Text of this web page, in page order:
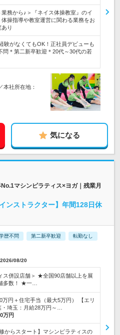
務から♪＞『ネイス体操教室』のイ
操指導や教室運営に関わる業務をお
り
がなくてもOK！正社員デビューも
＊第二新卒歓迎＊20代～30代の若
本社所在地：
気になる
マシンピラティス×ヨガ｜残業月
ストラクター】年間128日休
歴不問 第二新卒歓迎 転勤なし
08/20
ス併設店舗＞ ★全国90店舗以上を展
多数！ ★一…
万円＋住宅手当（最大5万円） 【エリ
埼玉：月給28万円～…
万円
からスタート】マシンピラティスの